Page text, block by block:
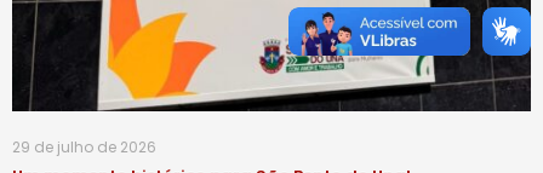
29 de julho de 2026